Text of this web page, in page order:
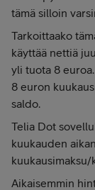
tämä silloin
Tarkoittaako
käyttää nettiä
yli tuota 8
8 euron
saldo.
Telia Dot
kuukauden
Aikaisemmin